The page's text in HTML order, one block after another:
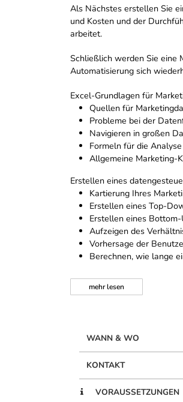
Als Nächstes erstellen Sie
und Kosten und der
arbeitet.
Schließlich werden Sie eine
Automatisierung sich
Excel-Grundlagen für
Quellen für
Probleme bei der
Navigieren in großen
Formeln für die
Allgemeine Marketing-
Erstellen eines
Kartierung Ihres
Erstellen eines Top-
Erstellen eines
Aufzeigen des
Vorhersage der
Berechnen, wie lange
mehrlesen
WANN & WO
KONTAKT
VORAUSSETZUNGEN